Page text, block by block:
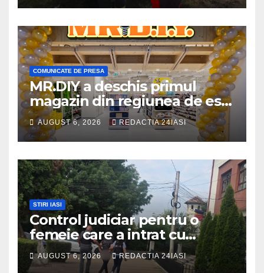
COMUNICATE DE PRESA
MR.DIY a deschis primul
magazin din regiunea de est,
la Iulius Mall Iași: peste 10.000
de produse, la prețuri
avantajoase
AUGUST 6, 2026 REDACTIA 24IASI
STIRI IASI
Control judiciar pentru o
femeie care a intrat cu
mașina într-o turmă de oi
AUGUST 6, 2026 REDACTIA 24IASI